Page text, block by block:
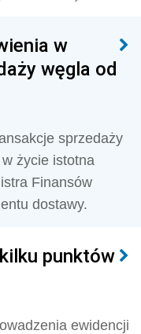
w
węgla od
sprzedaży
życie istotna
Finansów
dostawy.
punktów
ewidencji